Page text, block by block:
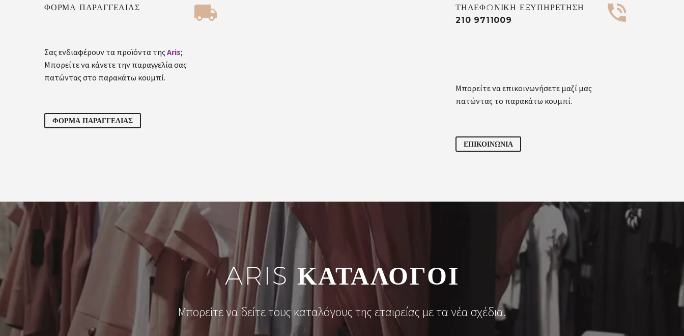


ΦΟΡΜΑ ΠΑΡΑΓΓΕΛΙΑΣ
Σας ενδιαφέρουν τα προϊόντα τηςAris;
Μπορείτε να κάνετε την παραγγελία σας
πατώντας στο παρακάτω κουμπί.
ΦΟΡΜΑ ΠΑΡΑΓΓΕΛΙΑΣ


ΤΗΛΕΦΩΝΙΚΗ ΕΞΥΠΗΡΕΤΗΣΗ
210 9711009
Μπορείτε να επικοινωνήσετε μαζί μας
πατώντας το παρακάτω κουμπί.
ΕΠΙΚΟΙΝΩΝΙΑ
ARIS ΚΑΤΑΛΟΓΟΙ
Μπορείτε να δείτε τους καταλόγους της εταιρείας με τα νέα σχέδια.